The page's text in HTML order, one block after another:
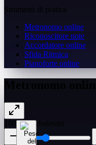
Strumenti di pratica
Metronomo online
Riconoscitore note
Accordatore online
Sfida Ritmica
Pianoforte online
BPMModerato